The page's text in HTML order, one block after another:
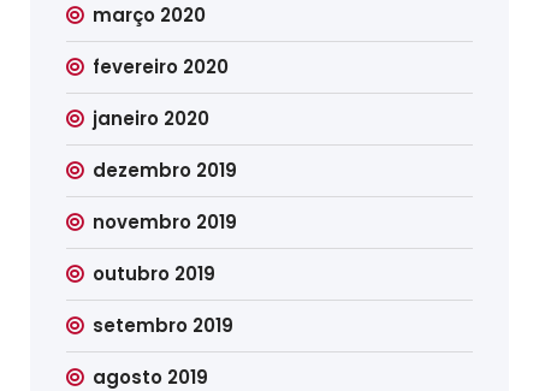
março 2020
fevereiro 2020
janeiro 2020
dezembro 2019
novembro 2019
outubro 2019
setembro 2019
agosto 2019